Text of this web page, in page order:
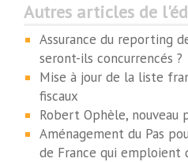
Autres articles de
Assurance du reporting
seront-ils concurrencés ?
Mise à jour de la liste
fiscaux
Robert Ophèle, nouveau
Aménagement du Pas
de France qui emploient